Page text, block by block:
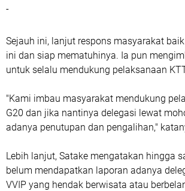
-
Sejauh ini, lanjut respons masyarakat
ini dan siap mematuhinya. Ia pun
untuk selalu mendukung pelaksanaan
"Kami imbau masyarakat mendukung
G20 dan jika nantinya delegasi lewat
adanya penutupan dan pengalihan,"
Lebih lanjut, Satake mengatakan hingga
belum mendapatkan laporan adanya
VVIP yang hendak berwisata atau